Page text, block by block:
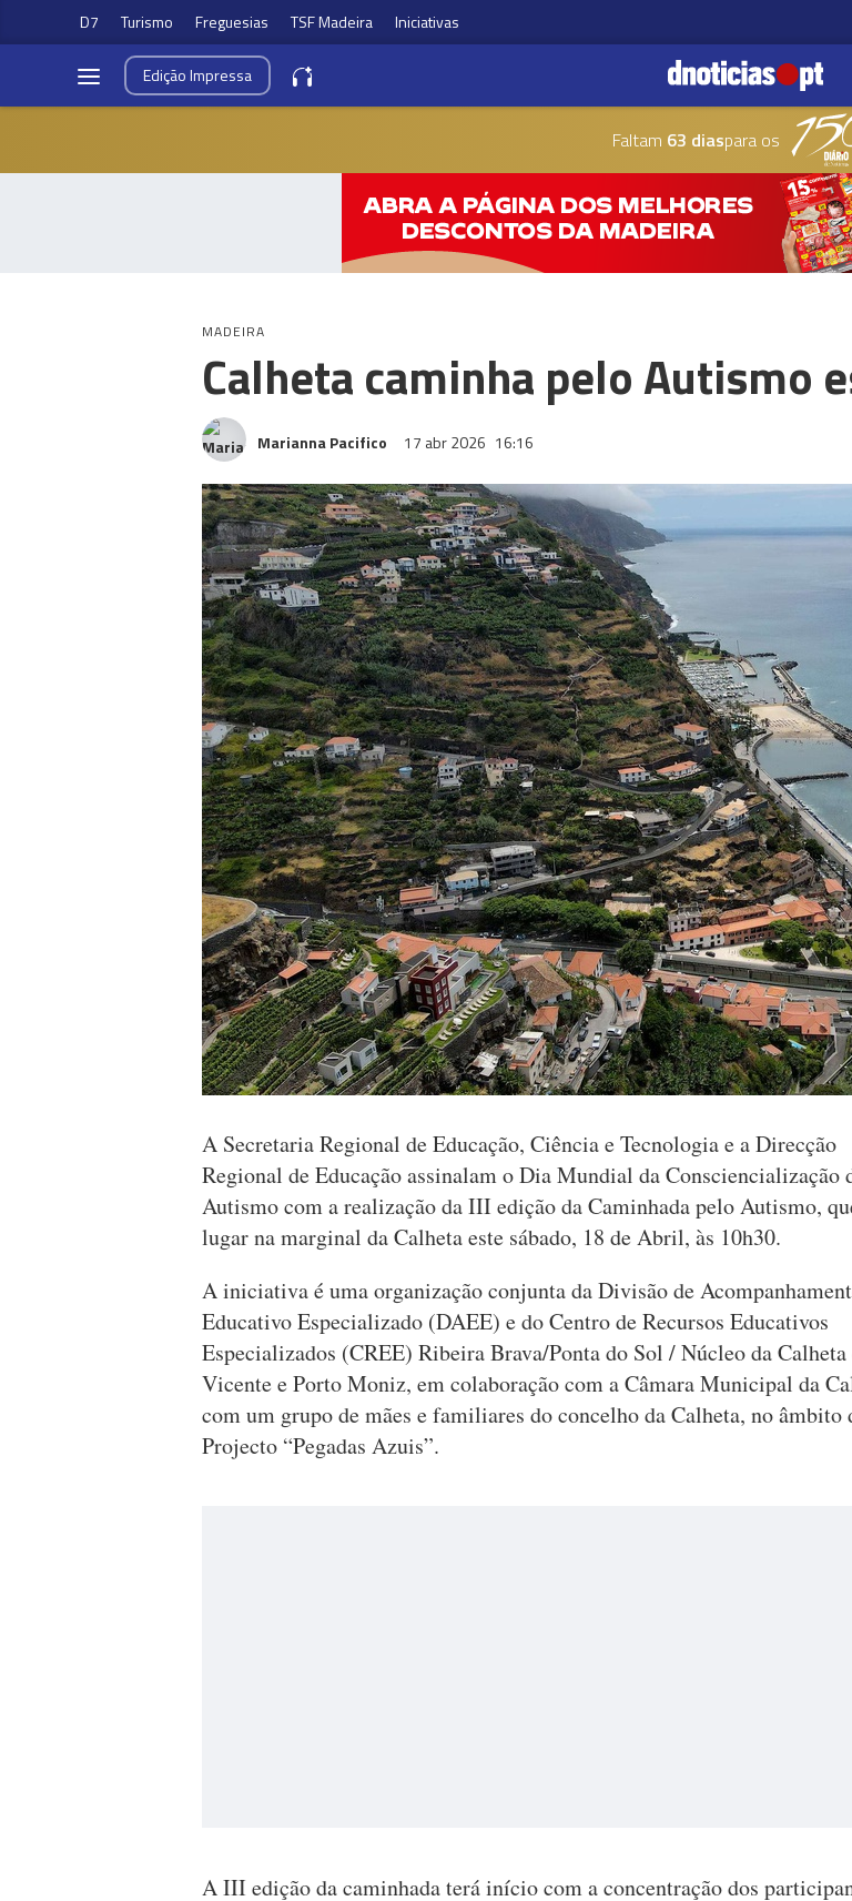
D7 Turismo Freguesias TSF Madeira Iniciativas
EdiçãoImpressa
Faltam 63 diaspara os
MADEIRA
Calheta caminha pelo Autismo
Marianna Pacifico 17 abr 2026 16:16
A Secretaria Regional de Educação, Ciência e Tecnologia e a Direcção
Regional de Educação assinalam o Dia Mundial da Consciencialização
Autismo com a realização da III edição da Caminhada pelo Autismo,
lugar na marginal da Calheta este sábado, 18 de Abril, às 10h30.
A iniciativa é uma organização conjunta da Divisão de
Educativo Especializado (DAEE) e do Centro de Recursos Educativos
Especializados (CREE) Ribeira Brava/Ponta do Sol / Núcleo da Calheta
Vicente e Porto Moniz, em colaboração com a Câmara Municipal da
com um grupo de mães e familiares do concelho da Calheta, no âmbito
Projecto “Pegadas Azuis”.
A III edição da caminhada terá início com a concentração dos